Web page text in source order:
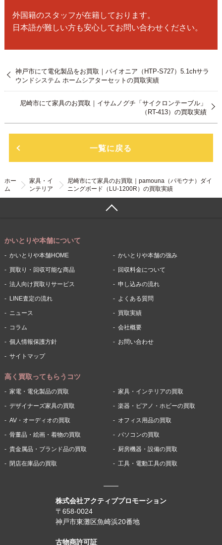
外国籍のスタッフが在籍しております。
日本語が難しい方も安心してお問い合わせください。
神戸市にて電化製品をお買取｜パイオニア（HTP-S727）5.1chサラ
ウンドシステム ホームシアターセットの買取実績
尼崎市にて家具のお買取｜イサムノグチ「サイクロンテーブル」
（RT-413）の買取実績
一覧に戻る
ホー
ム
家具・イ
ンテリア
尼崎市にて家具のお買取｜pamouna（パモウナ）ダイ
ニングボード（LU-1200R）の買取実績
株式会社アクティブプロモーション
〒658-0024
神戸市東灘区魚崎浜20番地
古物商許可証
かいとりや本舗について
かいとりや本舗HOME かいとりや本舗の強み
買取り・回収可能な商品 回収料金について
法人向け買取りサービス 申し込みの流れ
LINE査定の流れ よくある質問
ニュース 買取実績
コラム 会社概要
個人情報保護方針 お問い合わせ
サイトマップ
高く買取ってもらうコツ
家電・電化製品の買取 家具・インテリアの買取
デザイナーズ家具の買取 楽器・ピアノ・ホビーの買取
AV・オーディオの買取 オフィス用品の買取
骨董品・絵画・着物の買取 パソコンの買取
貴金属品・ブランド品の買取 厨房機器・設備の買取
閉店在庫品の買取 工具・電動工具の買取